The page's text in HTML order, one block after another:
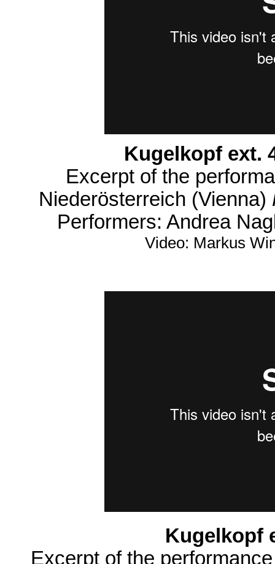
Kugelkopf ext.
Excerpt of the
Niederösterreich (Vienna)
Performers: Andrea
Video: Markus
Kugelkopf
Excerpt of the